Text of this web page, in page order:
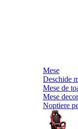
Mese
Deschide
Mese de
Mese
Noptiere